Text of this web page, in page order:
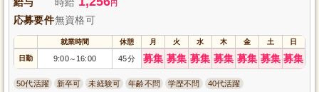
円
応募要件無資格可
就業時間 休憩 月 火 水 木 金 土 日
日勤 9:00～ 16:00 45分 募集 募集 募集 募集 募集 募集 募集
50代活躍 新卒可 未経験可 年齢不問 学歴不問 40代活躍